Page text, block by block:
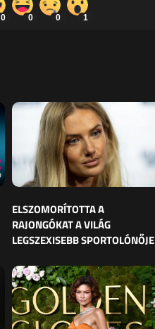
0 0 0 1
ELSZOMORÍTOTTA A
RAJONGÓKAT A VILÁG
LEGSZEXISEBB SPORTOLÓNŐJE